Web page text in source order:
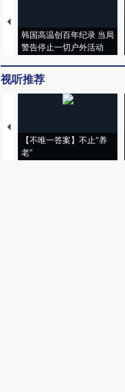
韩国高温创百年纪录 当局
警告停止一切户外活动
视听推荐
【不唯一答案】不止“养
老”